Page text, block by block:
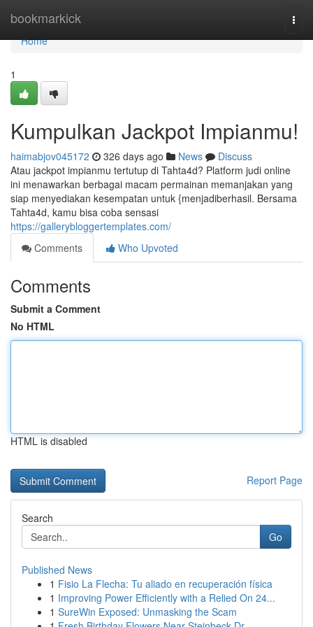
bookmarkick
Home
Home
1
Kumpulkan Jackpot Impianmu!
haimabjov045172 326 days ago News
Discuss
Atau jackpot impianmu tertutup di Tahta4d? Platform judi online
ini menawarkan berbagai macam permainan memanjakan yang
siap menyediakan kesempatan untuk {menjadiberhasil. Bersama
Tahta4d, kamu bisa coba sensasi
https://gallerybloggertemplates.com/
Comments
Who Upvoted
Comments
Submit a Comment
No HTML
HTML is disabled
Report Page
Search
Go
Published News
1 Fisio La Flecha: Tu aliado en recuperación física
1 Improving Power Efficiently with a Relied On 24...
1 SureWin Exposed: Unmasking the Scam